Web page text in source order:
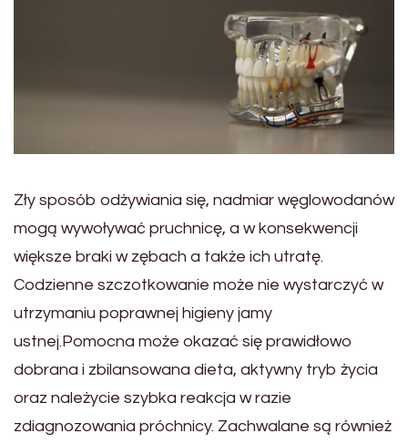
Zły sposób odżywiania się, nadmiar węglowodanów
mogą wywoływać pruchnicę, a w konsekwencji
większe braki w zębach a także ich utratę.
Codzienne szczotkowanie może nie wystarczyć w
utrzymaniu poprawnej higieny jamy
ustnej.Pomocna może okazać się prawidłowo
dobrana i zbilansowana dieta, aktywny tryb życia
oraz należycie szybka reakcja w razie
zdiagnozowania próchnicy. Zachwalane są również